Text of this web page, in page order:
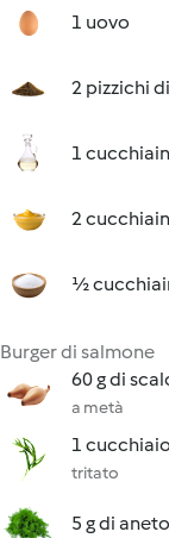
1 uovo
2 pizzichi
1
2
½
Burger di salmone
60 g di
a metà
1
tritato
5 g di